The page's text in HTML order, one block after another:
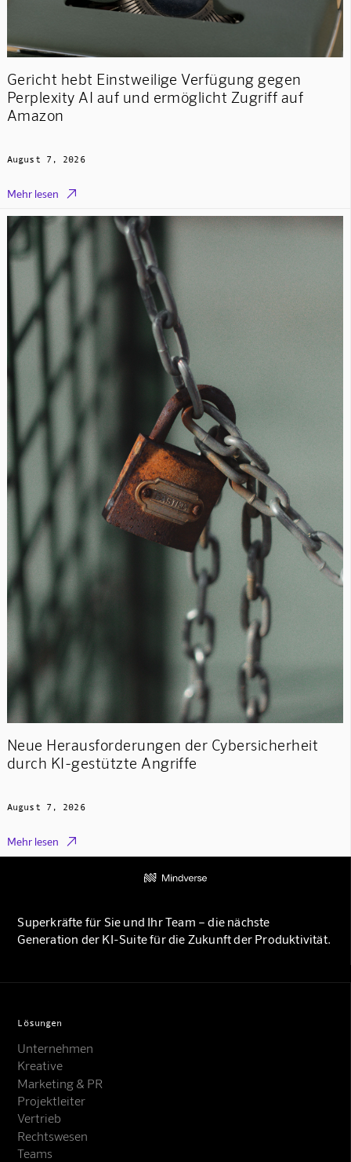
Gericht hebt Einstweilige Verfügung gegen
Perplexity AI auf und ermöglicht Zugriff auf
Amazon
August 7, 2026
Mehr lesen 
Neue Herausforderungen der Cybersicherheit
durch KI-gestützte Angriffe
August 7, 2026
Mehr lesen 
Superkräfte für Sie und Ihr Team – die nächste
Generation der KI-Suite für die Zukunft der Produktivität.
Lösungen
Unternehmen
Kreative
Marketing & PR
Projektleiter
Vertrieb
Rechtswesen
Teams